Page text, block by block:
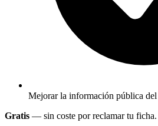
Mejorar la información pública
Gratis — sin coste por reclamar tu ficha.